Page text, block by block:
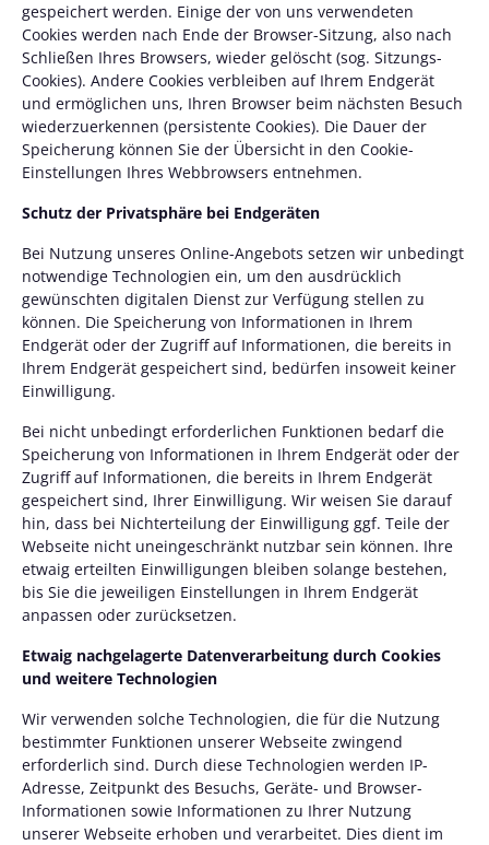
gespeichert werden. Einige der von uns verwendeten
Cookies werden nach Ende der Browser-Sitzung, also nach
Schließen Ihres Browsers, wieder gelöscht (sog. Sitzungs-
Cookies). Andere Cookies verbleiben auf Ihrem Endgerät
und ermöglichen uns, Ihren Browser beim nächsten Besuch
wiederzuerkennen (persistente Cookies). Die Dauer der
Speicherung können Sie der Übersicht in den Cookie-
Einstellungen Ihres Webbrowsers entnehmen.
Schutz der Privatsphäre bei Endgeräten
Bei Nutzung unseres Online-Angebots setzen wir unbedingt
notwendige Technologien ein, um den ausdrücklich
gewünschten digitalen Dienst zur Verfügung stellen zu
können. Die Speicherung von Informationen in Ihrem
Endgerät oder der Zugriff auf Informationen, die bereits in
Ihrem Endgerät gespeichert sind, bedürfen insoweit keiner
Einwilligung.
Bei nicht unbedingt erforderlichen Funktionen bedarf die
Speicherung von Informationen in Ihrem Endgerät oder der
Zugriff auf Informationen, die bereits in Ihrem Endgerät
gespeichert sind, Ihrer Einwilligung. Wir weisen Sie darauf
hin, dass bei Nichterteilung der Einwilligung ggf. Teile der
Webseite nicht uneingeschränkt nutzbar sein können. Ihre
etwaig erteilten Einwilligungen bleiben solange bestehen,
bis Sie die jeweiligen Einstellungen in Ihrem Endgerät
anpassen oder zurücksetzen.
Etwaig nachgelagerte Datenverarbeitung durch Cookies
und weitere Technologien
Wir verwenden solche Technologien, die für die Nutzung
bestimmter Funktionen unserer Webseite zwingend
erforderlich sind. Durch diese Technologien werden IP-
Adresse, Zeitpunkt des Besuchs, Geräte- und Browser-
Informationen sowie Informationen zu Ihrer Nutzung
unserer Webseite erhoben und verarbeitet. Dies dient im